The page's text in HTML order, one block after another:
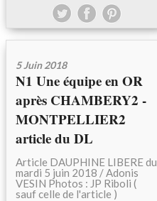
5 Juin 2018
N1 Une équipe en OR
après CHAMBERY2 -
MONTPELLIER2
article du DL
Article DAUPHINE LIBERE du
mardi 5 juin 2018 / Adonis
VESIN Photos : JP Riboli (
sauf celle de l'article )